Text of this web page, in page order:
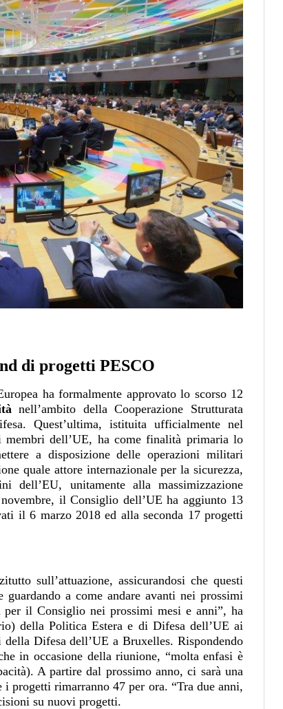
di progetti PESCO
ha formalmente approvato lo scorso 12
nell’ambito della Cooperazione Strutturata
Quest’ultima, istituita ufficialmente nel
dell’UE, ha come finalità primaria lo
a disposizione delle operazioni militari
quale attore internazionale per la sicurezza,
dell’EU, unitamente alla massimizzazione
il Consiglio dell’UE ha aggiunto 13
il 6 marzo 2018 ed alla seconda 17 progetti
sull’attuazione, assicurandosi che questi
a come andare avanti nei prossimi
il Consiglio nei prossimi mesi e anni”, ha
della Politica Estera e di Difesa dell’UE ai
Difesa dell’UE a Bruxelles. Rispondendo
in occasione della riunione, “molta enfasi è
A partire dal prossimo anno, ci sarà una
progetti rimarranno 47 per ora. “Tra due anni,
su nuovi progetti.